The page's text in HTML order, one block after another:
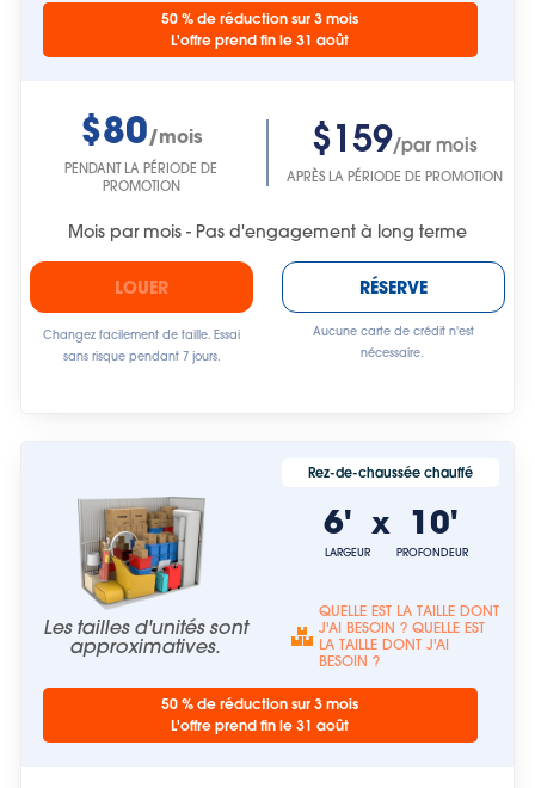
50 % de réduction sur 3 mois
L'offre prend fin le 31 août
$80/mois
PENDANT LA PÉRIODE DE
PROMOTION
$159/par mois
APRÈS LA PÉRIODE DE PROMOTION
Mois par mois - Pas d'engagement à long terme
LOUER
Changez facilement de taille. Essai
sans risque pendant 7 jours.
RÉSERVE
Aucune carte de crédit n'est
nécessaire.
Les tailles d'unités sont
approximatives.
Rez-de-chaussée chauffé
6'
LARGEUR
x 10'
PROFONDEUR
QUELLE EST LA TAILLE DONT
J'AI BESOIN ? QUELLE EST
LA TAILLE DONT J'AI
BESOIN ?
50 % de réduction sur 3 mois
L'offre prend fin le 31 août